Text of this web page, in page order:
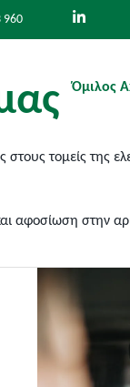
960
Όμιλος
ας
τομείς της
αφοσίωση στην